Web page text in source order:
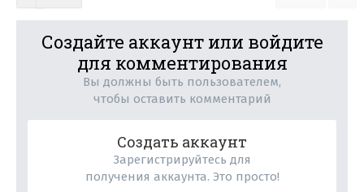
Создайте аккаунт или войдите
для комментирования
Вы должны быть пользователем,
чтобы оставить комментарий
Создать аккаунт
Зарегистрируйтесь для
получения аккаунта. Это просто!